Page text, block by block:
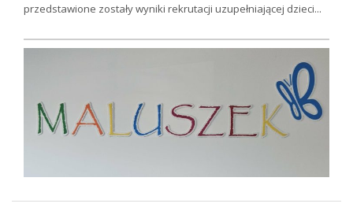
przedstawione zostały wyniki rekrutacji uzupełniającej dzieci...